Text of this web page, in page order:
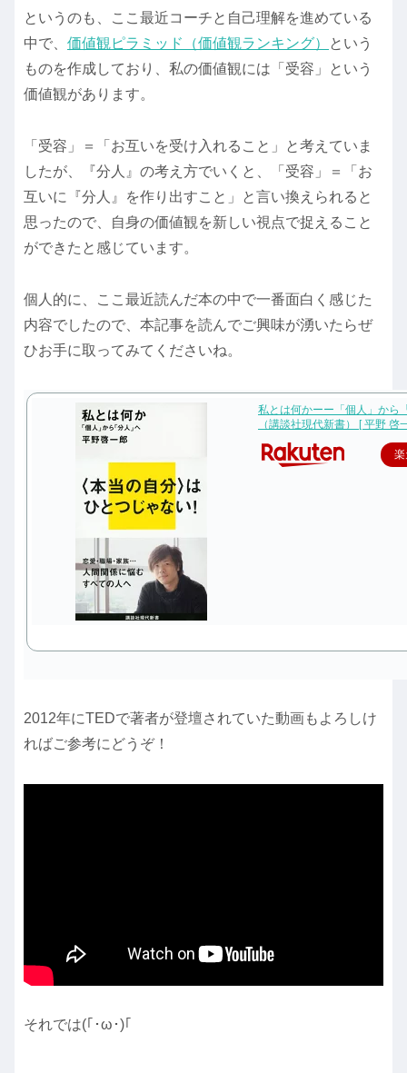
というのも、ここ最近コーチと自己理解を進めている
中で、 価値観ピラミッド（価値観ランキング）
という
ものを作成しており、私の価値観には「受容」という
価値観があります。
「受容」＝「お互いを受け入れること」と考えていま
したが、『分人』の考え方でいくと、「受容」＝「お
互いに『分人』を作り出すこと」と言い換えられると
思ったので、自身の価値観を新しい視点で捉えること
ができたと感じています。
個人的に、ここ最近読んだ本の中で一番面白く感じた
内容でしたので、本記事を読んでご興味が湧いたらぜ
ひお手に取ってみてくださいね。
私とは何かーー「個人」から
（講談社現代新書） [ 平野 啓
2012年にTEDで著者が登壇されていた動画もよろしけ
ればご参考にどうぞ！
それでは(｢･ω･)｢